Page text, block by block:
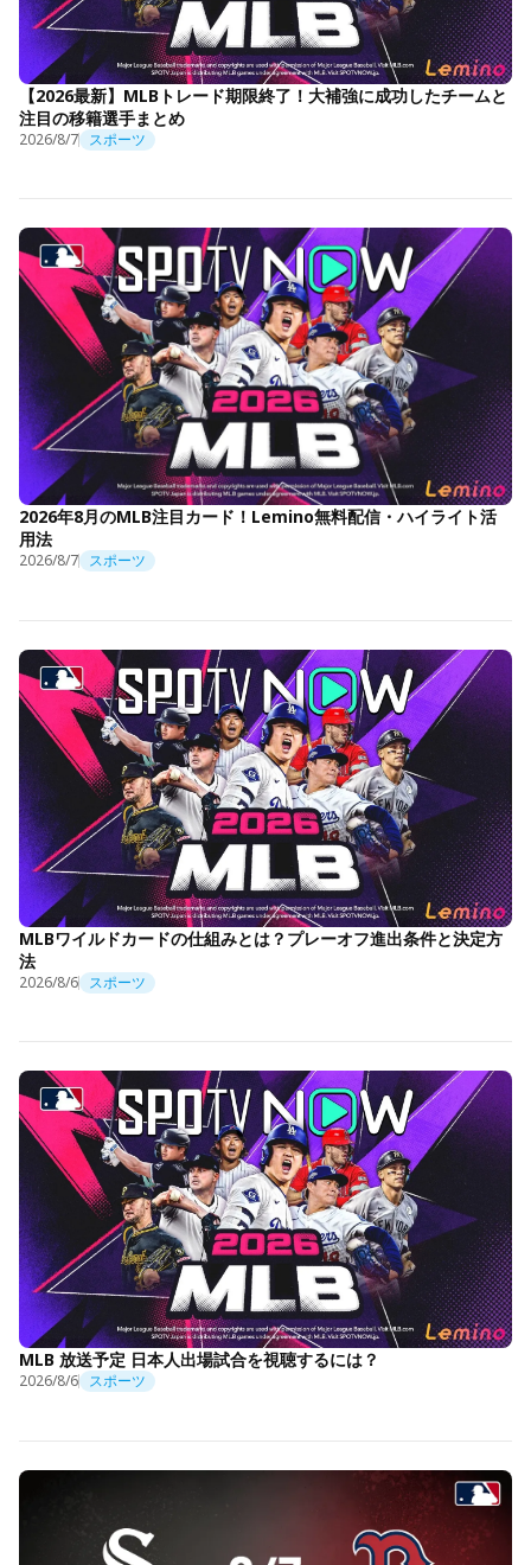
【2026最新】MLBトレード期限終了！大補強に成功したチームと
注目の移籍選手まとめ
2026/8/7 スポーツ
2026年8月のMLB注目カード！Lemino無料配信・ハイライト活
用法
2026/8/7 スポーツ
MLBワイルドカードの仕組みとは？プレーオフ進出条件と決定方
法
2026/8/6 スポーツ
MLB 放送予定 日本人出場試合を視聴するには？
2026/8/6 スポーツ